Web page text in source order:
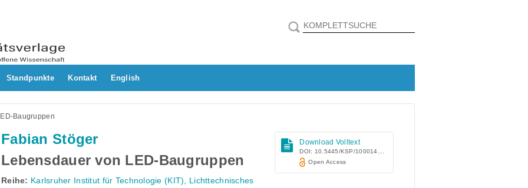
Standpunkte Kontakt English
Baugruppen
Fabian Stöger
Lebensdauer von LED-Baugruppen
Reihe: Karlsruher Institut für Technologie (KIT), Lichttechnisches
Download Volltext
DOI: 10.5445/KSP/1000148507
Open Access